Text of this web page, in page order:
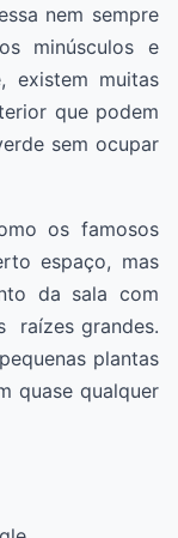
nem sempre
minúsculos e
existem muitas
que podem
sem ocupar
os famosos
espaço, mas
da sala com
raízes grandes.
plantas
quase qualquer